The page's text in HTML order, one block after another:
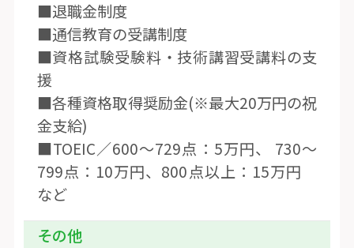
■退職金制度
■通信教育の受講制度
■資格試験受験料・技術講習受講料の支
援
■各種資格取得奨励金(※最大20万円の祝
金支給)
■TOEIC／600〜729点：5万円、 730〜
799点：10万円、800点以上：15万円
など
その他